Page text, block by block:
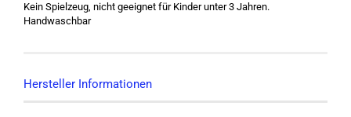
Kein Spielzeug, nicht geeignet für Kinder unter 3 Jahren.
Handwaschbar
Hersteller Informationen